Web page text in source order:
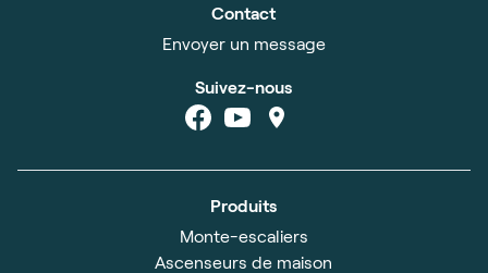
Contact
Envoyer un message
Suivez-nous
Produits
Monte-escaliers
Ascenseurs de maison